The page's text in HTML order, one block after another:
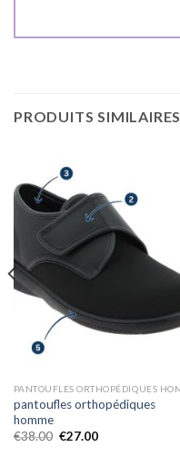
PRODUITS SIMILAIRES
pantoufles orthopédiques
homme
€38.00 €27.00